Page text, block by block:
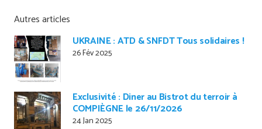
Autres articles
UKRAINE : ATD & SNFDT Tous solidaires !
26 Fév 2025
Exclusivité : Diner au Bistrot du terroir à
COMPIÈGNE le 26/11/2026
24 Jan 2025